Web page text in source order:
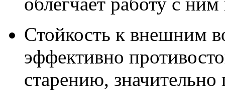
Стойкость к внешним
эффективно
старению,